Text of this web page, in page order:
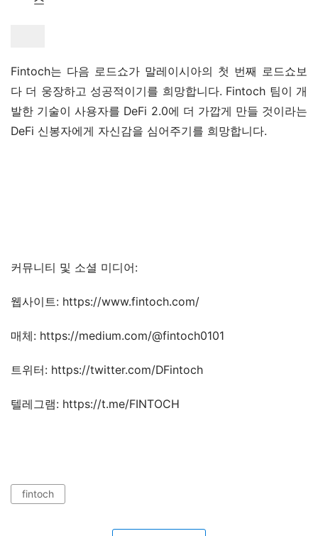
Fintoch는 다음 로드쇼가 말레이시아의 첫 번째 로드쇼보
다 더 웅장하고 성공적이기를 희망합니다. Fintoch 팀이 개
발한 기술이 사용자를 DeFi 2.0에 더 가깝게 만들 것이라는
DeFi 신봉자에게 자신감을 심어주기를 희망합니다.
커뮤니티 및 소셜 미디어:
웹사이트: https://www.fintoch.com/
매체: https://medium.com/@fintoch0101
트위터: https://twitter.com/DFintoch
텔레그램: https://t.me/FINTOCH
fintoch